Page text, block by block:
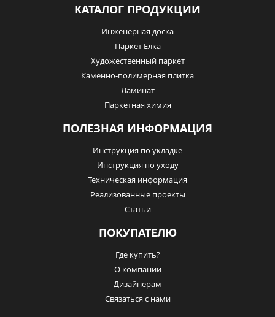
КАТАЛОГ ПРОДУКЦИИ
Инженерная доска
Паркет Елка
Художественный паркет
Каменно-полимерная плитка
Ламинат
Паркетная химия
ПОЛЕЗНАЯ ИНФОРМАЦИЯ
Инструкция по укладке
Инструкция по уходу
Техническая информация
Реализованные проекты
Статьи
ПОКУПАТЕЛЮ
Где купить?
О компании
Дизайнерам
Связаться с нами